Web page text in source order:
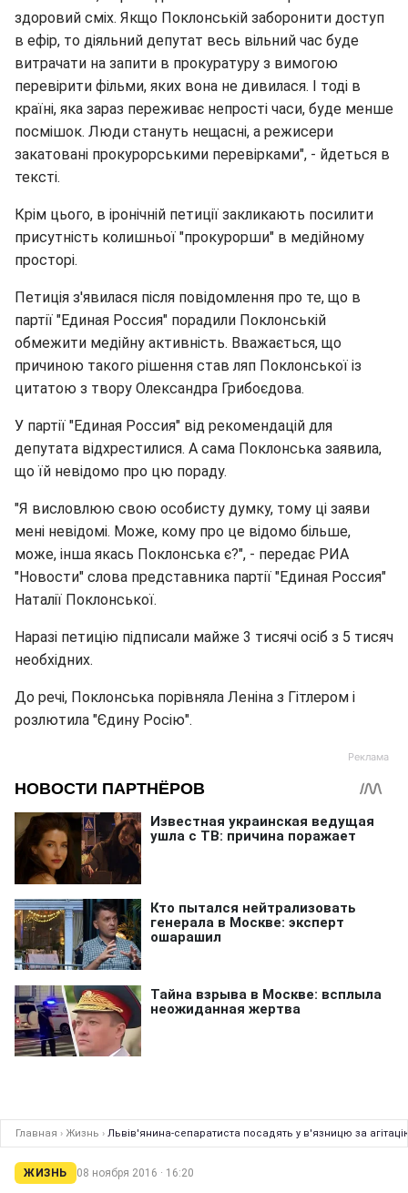
здоровий сміх. Якщо Поклонській заборонити доступ
в ефір, то діяльний депутат весь вільний час буде
витрачати на запити в прокуратуру з вимогою
перевірити фільми, яких вона не дивилася. І тоді в
країні, яка зараз переживає непрості часи, буде менше
посмішок. Люди стануть нещасні, а режисери
закатовані прокурорськими перевірками", - йдеться в
тексті.
Крім цього, в іронічній петиції закликають посилити
присутність колишньої "прокурорши" в медійному
просторі.
Петиція з'явилася після повідомлення про те, що в
партії "Единая Россия" порадили Поклонській
обмежити медійну активність. Вважається, що
причиною такого рішення став ляп Поклонської із
цитатою з твору Олександра Грибоєдова.
У партії "Единая Россия" від рекомендацій для
депутата відхрестилися. А сама Поклонська заявила,
що їй невідомо про цю пораду.
"Я висловлюю свою особисту думку, тому ці заяви
мені невідомі. Може, кому про це відомо більше,
може, інша якась Поклонська є?", - передає РИА
"Новости" слова представника партії "Единая Россия"
Наталії Поклонської.
Наразі петицію підписали майже 3 тисячі осіб з 5 тисяч
необхідних.
До речі, Поклонська порівняла Леніна з Гітлером і
розлютила "Єдину Росію".
Главная › Жизнь › Львів'янина-сепаратиста посадять у в'язницю за
ЖИЗНЬ 08 ноября 2016 · 16:20